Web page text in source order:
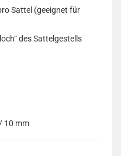
Sattel (geeignet für
des Sattelgestells
10 mm